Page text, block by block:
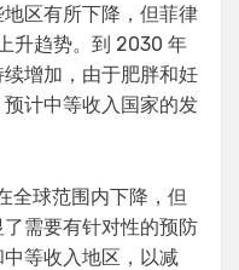
区有所下降，但菲律
升趋势。到 2030 年
增加，由于肥胖和妊
计中等收入国家的发
全球范围内下降，但
需要有针对性的预防
等收入地区，以减